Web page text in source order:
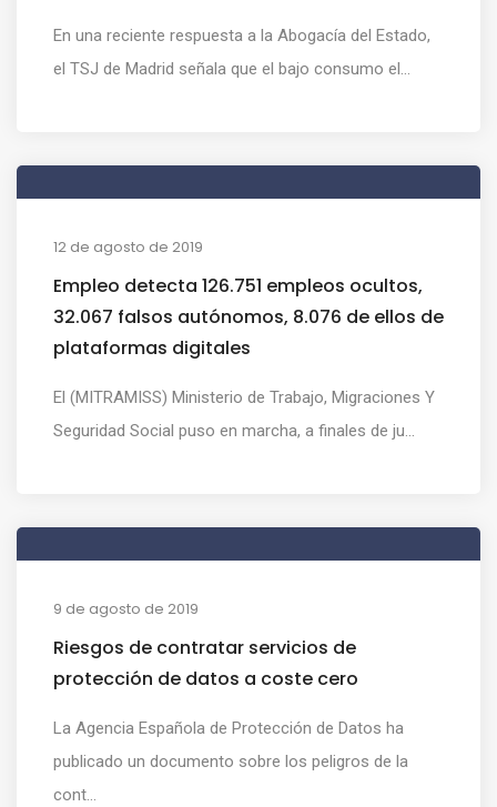
En una reciente respuesta a la Abogacía del Estado,
el TSJ de Madrid señala que el bajo consumo el...
12 de agosto de 2019
Empleo detecta 126.751 empleos ocultos,
32.067 falsos autónomos, 8.076 de ellos de
plataformas digitales
El (MITRAMISS) Ministerio de Trabajo, Migraciones Y
Seguridad Social puso en marcha, a finales de ju...
9 de agosto de 2019
Riesgos de contratar servicios de
protección de datos a coste cero
La Agencia Española de Protección de Datos ha
publicado un documento sobre los peligros de la
cont...